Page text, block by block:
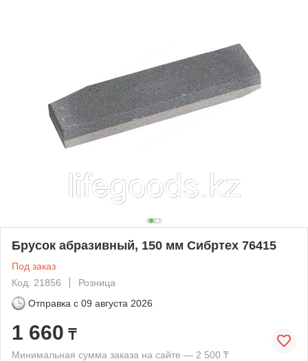
Брусок абразивный, 150 мм Сибртех 76415
Под заказ
Код: 21856
Розница
Отправка с 09 августа 2026
1 660 ₸
Минимальная сумма заказа на сайте — 2 500 ₸